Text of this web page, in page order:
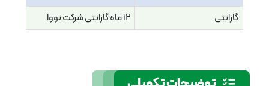
گارانتی
12 ماه گارانتی شرکت نووا